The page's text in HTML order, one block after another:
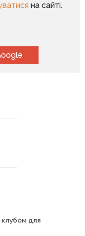
на сайті.
клубом для